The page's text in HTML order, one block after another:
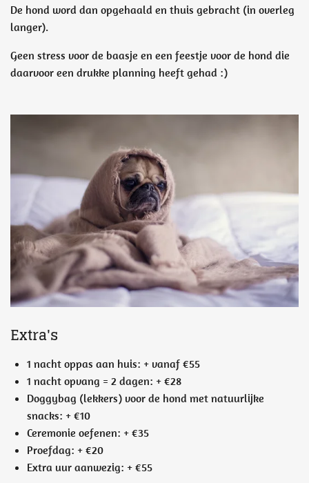
De hond word dan opgehaald en thuis gebracht (in overleg
langer).
Geen stress voor de baasje en een feestje voor de hond die
daarvoor een drukke planning heeft gehad :)
Extra's
1 nacht oppas aan huis: + vanaf €55
1 nacht opvang = 2 dagen: + €28
Doggybag (lekkers) voor de hond met natuurlijke
snacks: + €10
Ceremonie oefenen: + €35
Proefdag: + €20
Extra uur aanwezig: + €55